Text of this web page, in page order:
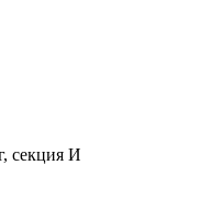
секция И